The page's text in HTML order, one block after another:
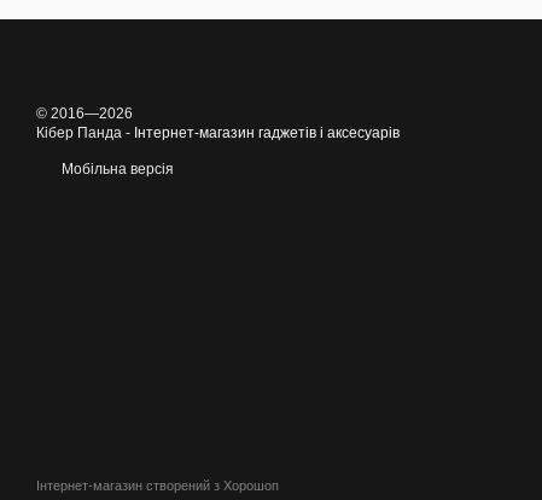
© 2016—2026
Кібер Панда - Інтернет-магазин гаджетів і аксесуарів
Мобільна версія
Інтернет-магазин створений з Хорошоп